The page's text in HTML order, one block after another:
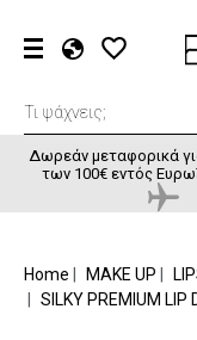
EN
FR
Δωρεάν μεταφορικά
των 100€ εντός
Home MAKE UP
SILKY PREMIUM LIP